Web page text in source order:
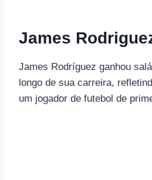
James
James Rodríguez ganhou
longo de sua carreira,
um jogador de futebol de